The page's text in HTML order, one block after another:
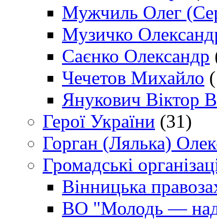
Мужчиль Олег
Музичко
Саєнко Олександр
Чечетов Михайло
Янукович Віктор
Герої України (31)
Горган (Лялька)
Громадські
Вінницька
ВО "Молодь —